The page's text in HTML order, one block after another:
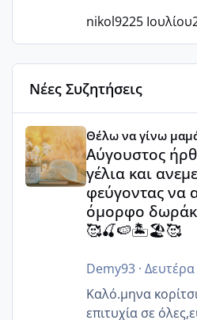
nikol9225 Ιουλίου
Νέες Συζητήσεις
Αύγουστος ήρθε ξανά
Θέλω να γίνω
Αύγουστος
γέλια και
φεύγοντας να
όμορφο
🥰🍒🍉🏝️🏖️🥰
Demy93· Δευτέρα
Καλό.μηνα
επιτυχία σε